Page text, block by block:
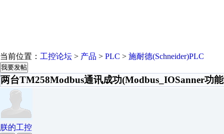
当前位置： 工控论坛 > 产品 > PLC > 施耐德(Schneider)PLC
我要发帖
两台TM258Modbus通讯成功(Modbus_IOSanner功能
朕的工控